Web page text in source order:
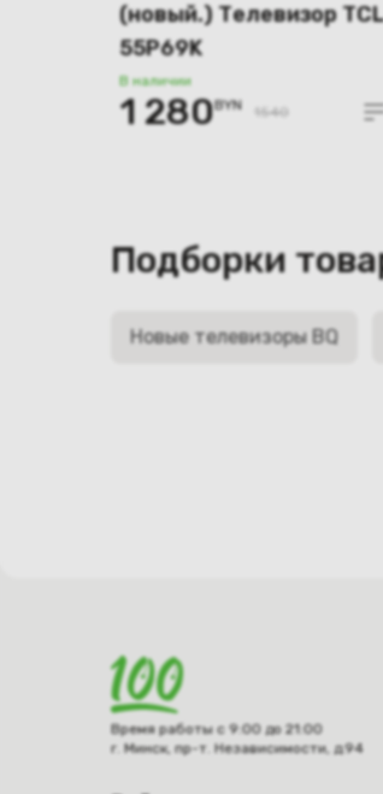
(новый.) Телевизор
55P69K
В наличии
1 280BYN 1540
Подборки
Новые телевизоры BQ
Время работы с 9:00 до 21:00
г. Минск, пр-т. Независимости, д.94